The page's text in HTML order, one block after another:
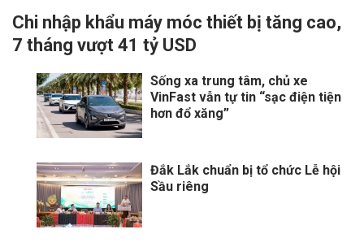
Chi nhập khẩu máy móc thiết bị tăng cao,
7 tháng vượt 41 tỷ USD
Sống xa trung tâm, chủ xe
VinFast vẫn tự tin “sạc điện tiện
hơn đổ xăng”
Đắk Lắk chuẩn bị tổ chức Lễ hội
Sầu riêng